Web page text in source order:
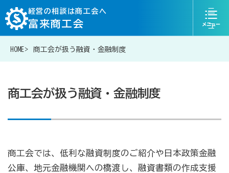
経営の相談は商工会へ
富来商工会
ニ
ュ
HOME 商工会が扱う融資・金融制度
商工会が扱う融資・金融制度
商工会では、低利な融資制度のご紹介や日本政策金融
公庫、地元金融機関への橋渡し、融資書類の作成支援
お問い合わせ
補助金・助成金一覧